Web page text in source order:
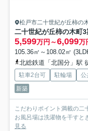
松戸市二十世紀が丘柿の
5,599万円～6,099万
105.36㎡～108.02㎡
北総鉄道「北国分」駅
駐車2台可 駐輪場
公
新築
こだわりポイント満載の二
お風呂場は洗濯物を干すと
見る